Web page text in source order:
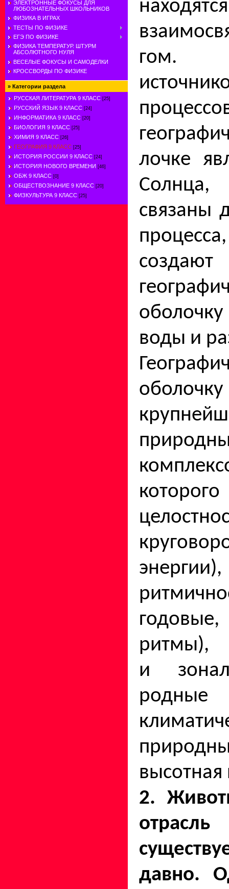
ЭЛЕКТРОННЫЕ ФОКУСЫ ДЛЯ
ЛЮБОЗНАТЕЛЬНЫХ ШКОЛЬНИКОВ
ФИЗИКА В ИГРАХ
ТЕСТЫ ПО ФИЗИКЕ
ЕГЭ ПО ФИЗИКЕ
ФИЗИКА ТЕМПЕРАТУР. ШТУРМ
АБСОЛЮТНОГО НУЛЯ
ВЕСЕЛЫЕ ФОКУСЫ И САМОДЕЛКИ
КРОССВОРДЫ ПО ФИЗИКЕ
» Категории раздела
РУССКАЯ ЛИТЕРАТУРА 9 КЛАСС [25]
РУССКИЙ ЯЗЫК 9 КЛАСС [24]
ИНФОРМАТИКА 9 КЛАСС [20]
БИОЛОГИЯ 9 КЛАСС [25]
ХИМИЯ 9 КЛАСС [26]
ГЕОГРАФИЯ 9 КЛАСС [25]
ИСТОРИЯ РОССИИ 9 КЛАСС [24]
ИСТОРИЯ НОВОГО ВРЕМЕНИ [46]
ОБЖ 9 КЛАСС [0]
ОБЩЕСТВОЗНАНИЕ 9 КЛАСС [20]
ФИЗКУЛЬТУРА 9 КЛАСС [25]
гом.
лочке
связаны
создают
воды и
ритмы),
и
высотная
2.
давно.